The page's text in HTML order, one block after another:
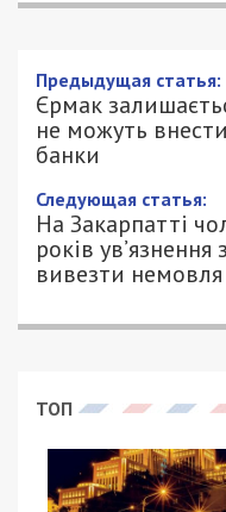
Предыдущая статья:
Єрмак
не можуть
банки
Следующая статья:
На Закарпатті
років
вивезти
ТОП